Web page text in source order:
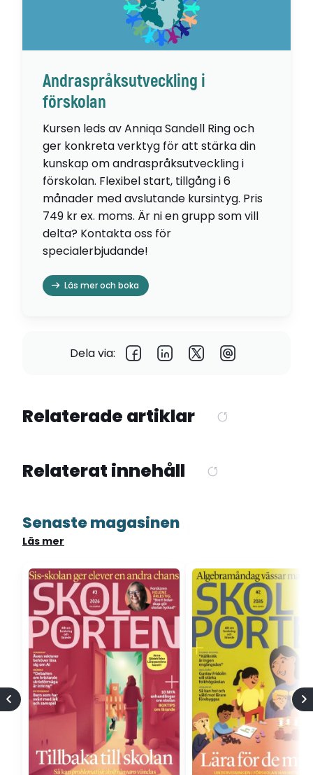
Andraspråksutveckling i
förskolan
Kursen leds av Anniqa Sandell Ring och
ger konkreta verktyg för att stärka din
kunskap om andraspråksutveckling i
förskolan. Flexibel start, tillgång i 6
månader med avslutande kursintyg. Pris
749 kr ex. moms. Är ni en grupp som vill
delta? Kontakta oss för
specialerbjudande!
Läs mer och boka
Dela via:
Relaterade artiklar
Relaterat innehåll
Senaste magasinen
Läs mer